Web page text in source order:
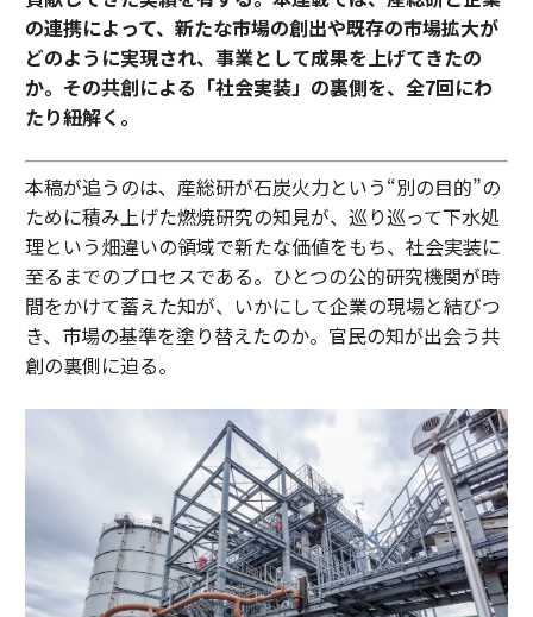
の連携によって、新たな市場の創出や既存の市場拡大が
どのように実現され、事業として成果を上げてきたの
か。その共創による「社会実装」の裏側を、全7回にわ
たり紐解く。
本稿が追うのは、産総研が石炭火力という“別の目的”の
ために積み上げた燃焼研究の知見が、巡り巡って下水処
理という畑違いの領域で新たな価値をもち、社会実装に
至るまでのプロセスである。ひとつの公的研究機関が時
間をかけて蓄えた知が、いかにして企業の現場と結びつ
き、市場の基準を塗り替えたのか。官民の知が出会う共
創の裏側に迫る。